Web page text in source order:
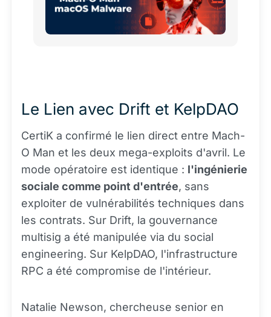
Le Lien avec Drift et KelpDAO
CertiK a confirmé le lien direct entre Mach-
O Man et les deux mega-exploits d'avril. Le
mode opératoire est identique : l'ingénierie
sociale comme point d'entrée, sans
exploiter de vulnérabilités techniques dans
les contrats. Sur Drift, la gouvernance
multisig a été manipulée via du social
engineering. Sur KelpDAO, l'infrastructure
RPC a été compromise de l'intérieur.
Natalie Newson, chercheuse senior en